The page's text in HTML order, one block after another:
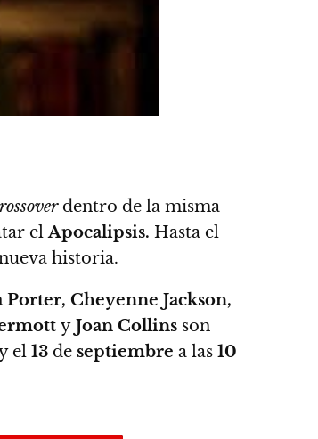
dentro de la misma
elApocalipsis. Hasta el
historia.
Porter, Cheyenne Jackson,
y Joan Collins son
el 13 de septiembre a las 10